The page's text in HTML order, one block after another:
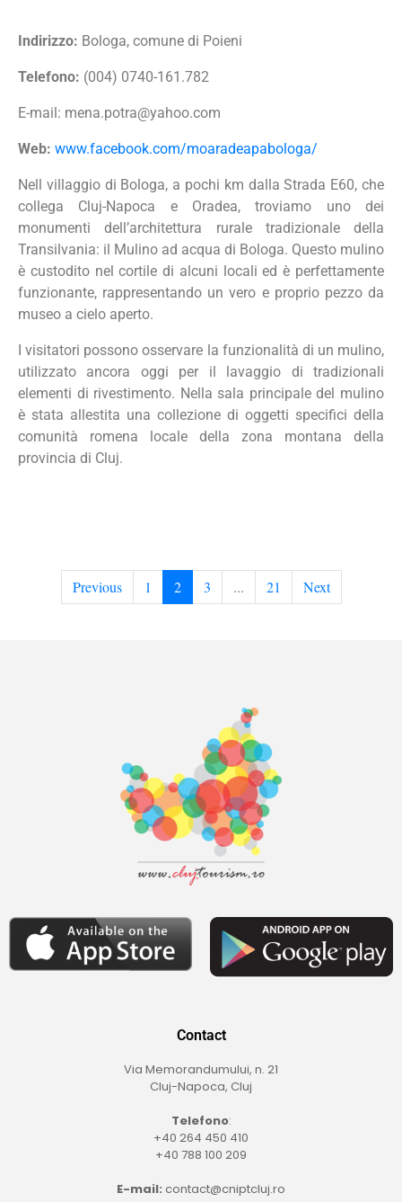
Indirizzo: Bologa, comune di Poieni
Telefono: (004) 0740-161.782
E-mail: mena.potra@yahoo.com
Web: www.facebook.com/moaradeapabologa/
Nell villaggio di Bologa, a pochi km dalla Strada E60, che
collega Cluj-Napoca e Oradea, troviamo uno dei
monumenti dell’architettura rurale tradizionale della
Transilvania: il Mulino ad acqua di Bologa. Questo mulino
è custodito nel cortile di alcuni locali ed è perfettamente
funzionante, rappresentando un vero e proprio pezzo da
museo a cielo aperto.
I visitatori possono osservare la funzionalità di un mulino,
utilizzato ancora oggi per il lavaggio di tradizionali
elementi di rivestimento. Nella sala principale del mulino
è stata allestita una collezione di oggetti specifici della
comunità romena locale della zona montana della
provincia di Cluj.
Previous 1 2 3 ... 21 Next
Contact
Via Memorandumului, n. 21
Cluj-Napoca, Cluj
Telefono:
+40 264 450 410
+40 788 100 209
E-mail: contact@cniptcluj.ro